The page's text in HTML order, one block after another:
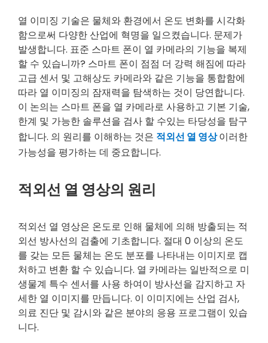
열 이미징 기술은 물체와 환경에서 온도 변화를 시각화
함으로써 다양한 산업에 혁명을 일으켰습니다. 문제가
발생합니다. 표준 스마트 폰이 열 카메라의 기능을 복제
할 수 있습니까? 스마트 폰이 점점 더 강력 해짐에 따라
고급 센서 및 고해상도 카메라와 같은 기능을 통합함에
따라 열 이미징의 잠재력을 탐색하는 것이 당연합니다.
이 논의는 스마트 폰을 열 카메라로 사용하고 기본 기술,
한계 및 가능한 솔루션을 검사 할 수있는 타당성을 탐구
합니다. 의 원리를 이해하는 것은 적외선 열 영상이러한
가능성을 평가하는 데 중요합니다.
적외선 열 영상의 원리
적외선 열 영상은 온도로 인해 물체에 의해 방출되는 적
외선 방사선의 검출에 기초합니다. 절대 0 이상의 온도
를 갖는 모든 물체는 온도 분포를 나타내는 이미지로 캡
처하고 변환 할 수 있습니다. 열 카메라는 일반적으로 미
생물계 특수 센서를 사용 하여이 방사선을 감지하고 자
세한 열 이미지를 만듭니다. 이 이미지에는 산업 검사,
의료 진단 및 감시와 같은 분야의 응용 프로그램이 있습
니다.